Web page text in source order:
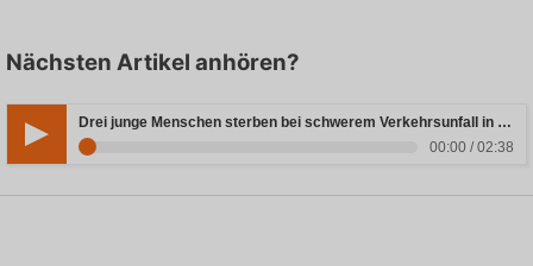
Nächsten Artikel anhören?
Drei junge Menschen sterben bei schwerem Verkehrsunfall in Rheinland-Pfalz
00:00 / 02:38